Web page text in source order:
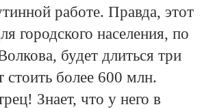
работе. Правда, этот
городского населения, по
будет длиться три
стоить более 600 млн.
Знает, что у него в